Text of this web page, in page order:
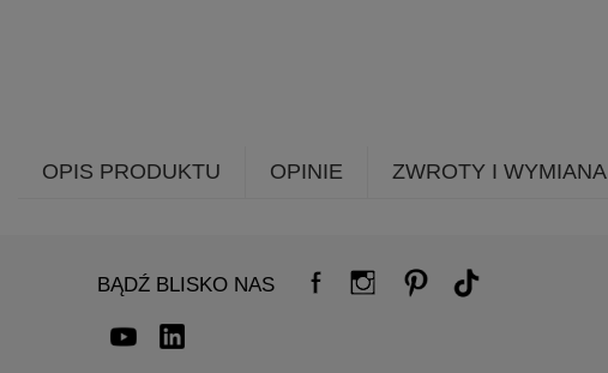
OPIS PRODUKTU OPINIE ZWROTY I WYMIANA
BĄDŹ BLISKO NAS